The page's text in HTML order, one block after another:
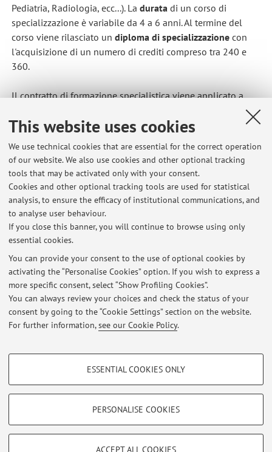
This website uses cookies
We use technical cookies that are essential for the correct operation
of our website. We also use cookies and other optional tracking
tools that may be activated only with your consent.
Cookies and other optional tracking tools are used for statistical
analysis, to ensure the efficacy of institutional communications, and
to analyse user behaviour.
If you close this banner, you will continue to browse using only
essential cookies.
You can provide your consent to the use of optional cookies by
activating the “Personalise Cookies” option. If you wish to express a
more specific consent, select “Show Profiling Cookies”.
You can always review your choices and check the status of your
consent by going to the “Cookie Settings” section on the website.
For further information,see our Cookie Policy.
PROFILING COOKIES - OPTIONAL
Show profiling cookies
TECHNICAL COOKIES - ESSENTIAL
ESSENTIAL COOKIES ONLY
PERSONALISE COOKIES
ACCEPT ALL COOKIES
Pediatria, Radiologia, ecc...). La durata di un corso di
specializzazione è variabile da 4 a 6 anni. Al termine del
corso viene rilasciato un diploma di specializzazionecon
l'acquisizione di un numero di crediti compreso tra 240 e
360.
Il contratto di formazione specialistica viene applicato a
tutti gli iscritti alle scuole di specializzazione e dà diritto ad
unaretribuzionedi circa 1800 Euro al mese (
Per ogni ulteriore informazione si può accedere al seguente
link:
Scuole di Specializzazione
Latest news
INFORMAZIONI CORSO: 71100 - LA MEDICINA E L'AVVENTURA
SCIENTIFICA
Published on: March 06 2016
Restricted area
Loginto manage all website contents.